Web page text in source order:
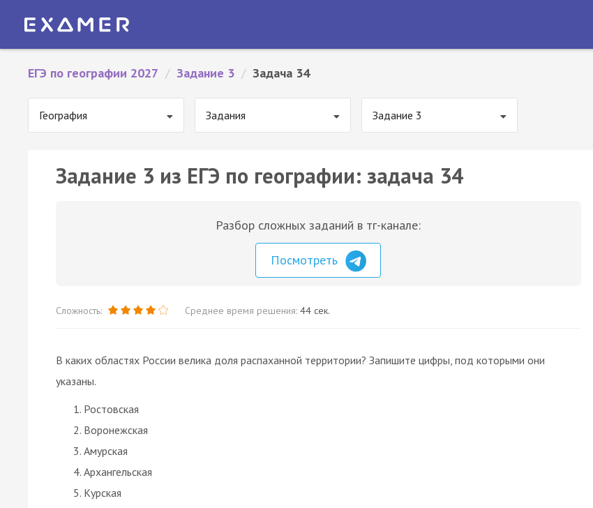
ЕГЭ по географии 2027 / Задание 3 / Задача 34
География Задания Задание 3
Задание 3 из ЕГЭ по географии: задача 34
Разбор сложных заданий в тг-канале:
Посмотреть
Сложность: Среднее время решения: 44 сек.
В каких областях России велика доля распаханной территории? Запишите цифры, под которыми они
указаны.
Ростовская
Воронежская
Амурская
Архангельская
Курская